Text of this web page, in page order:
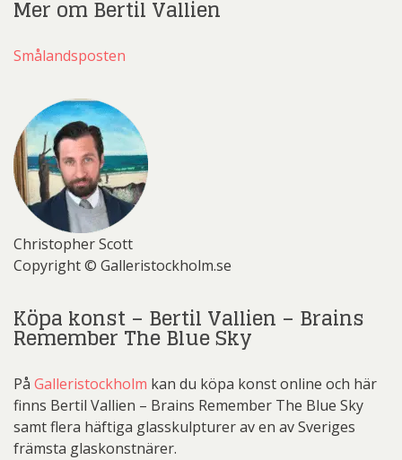
Mer om Bertil Vallien
Smålandsposten
Christopher Scott
Copyright © Galleristockholm.se
Köpa konst – Bertil Vallien – Brains
Remember The Blue Sky
På Galleristockholm kan du köpa konst online och här
finns Bertil Vallien – Brains Remember The Blue Sky
samt flera häftiga glasskulpturer av en av Sveriges
främsta glaskonstnärer.